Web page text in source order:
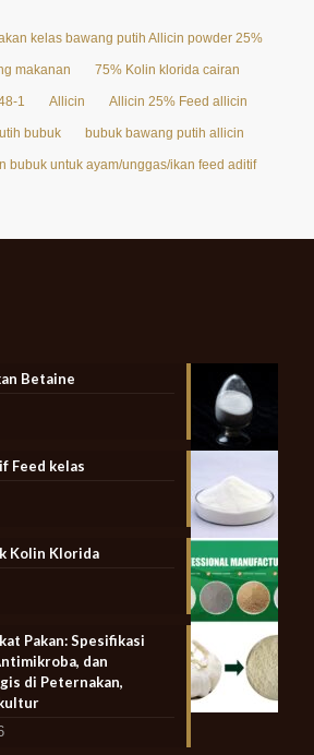
kelas bawang putih Allicin powder 25%
makanan 75% Kolin klorida cairan
1 Allicin Allicin 25% Feed allicin
bubuk bubuk bawang putih allicin
bubuk untuk ayam/unggas/ikan feed aditif
Betaine
Feed kelas
Kolin Klorida
Pakan: Spesifikasi
dan
di Peternakan,